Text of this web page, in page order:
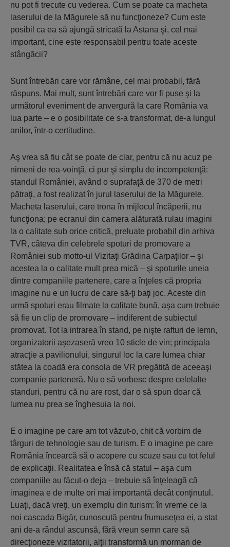
nu pot fi trecute cu vederea. Cum se poate ca macheta
laserului de la Măgurele să nu funcţioneze? Cum este
posibil ca ea să ajungă stricată la Astana şi, cel mai
important, cine este responsabil pentru toate aceste
stângăcii?
Sunt întrebări care vor rămâne, cel mai probabil, fără
răspuns. Mai mult, sunt întrebări care vor fi puse şi la
următorul eveniment de anvergură la care România va
lua parte – e o posibilitate ce s-a transformat, de-a lungul
anilor, într-o certitudine.
Aş vrea să fiu cât se poate de clar, pentru că nu acuz pe
nimeni de rea-voinţă, ci pur şi simplu de incompetenţă:
standul României, având o suprafaţă de 370 de metri
pătraţi, a fost realizat în jurul laserului de la Măgurele.
Macheta laserului, care trona în mijlocul încăperii, nu
funcţiona; pe ecranul din camera alăturată rulau imagini
la o calitate sub orice critică, preluate probabil din arhiva
TVR, câteva din celebrele spoturi de promovare a
României sub motto-ul Vizitaţi Grădina Carpaţilor – şi
acestea la o calitate mult prea mică – şi spoturile uneia
dintre companiile partenere, care a înţeles că propria
imagine nu e un lucru de care să-ţi baţi joc. Aceste din
urmă spoturi erau filmate la calitate bună, aşa cum trebuie
să fie un clip de promovare – indiferent de subiectul
promovat. Tot la intrarea în stand, pe nişte rafturi de lemn,
organizatorii aşezaseră vreo 10 sticle de vin; principala
atracţie a pavilionului, singurul loc la care lumea chiar
stătea la coadă era consola de VR pregătită de aceeaşi
companie parteneră. Nu o să vorbesc despre celelalte
standuri, pentru că nu are rost, dar o să spun doar că
lumea nu prea se înghesuia la noi.
E o imagine pe care am tot văzut-o, chit că vorbim de
târguri de tehnologie sau de turism. E o imagine pe care
România încearcă să o acopere cu scuze sau cu tot felul
de explicaţii. Realitatea e însă că statul – aşa cum
companiile au făcut-o deja – trebuie să înţeleagă că
imaginea e de multe ori mai importantă decât conţinutul.
Luaţi, dacă vreţi, un exemplu din turism: în vreme ce la
noi cascada Bigăr, cunoscută pentru frumuseţea ei, a stat
ani de-a rândul ascunsă, fără vreun semn care să
direcţioneze vizitatorii, alţii transformă un morman de